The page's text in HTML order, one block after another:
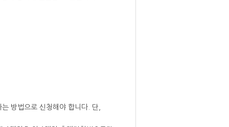
방법으로 신청해야 합니다. 단,